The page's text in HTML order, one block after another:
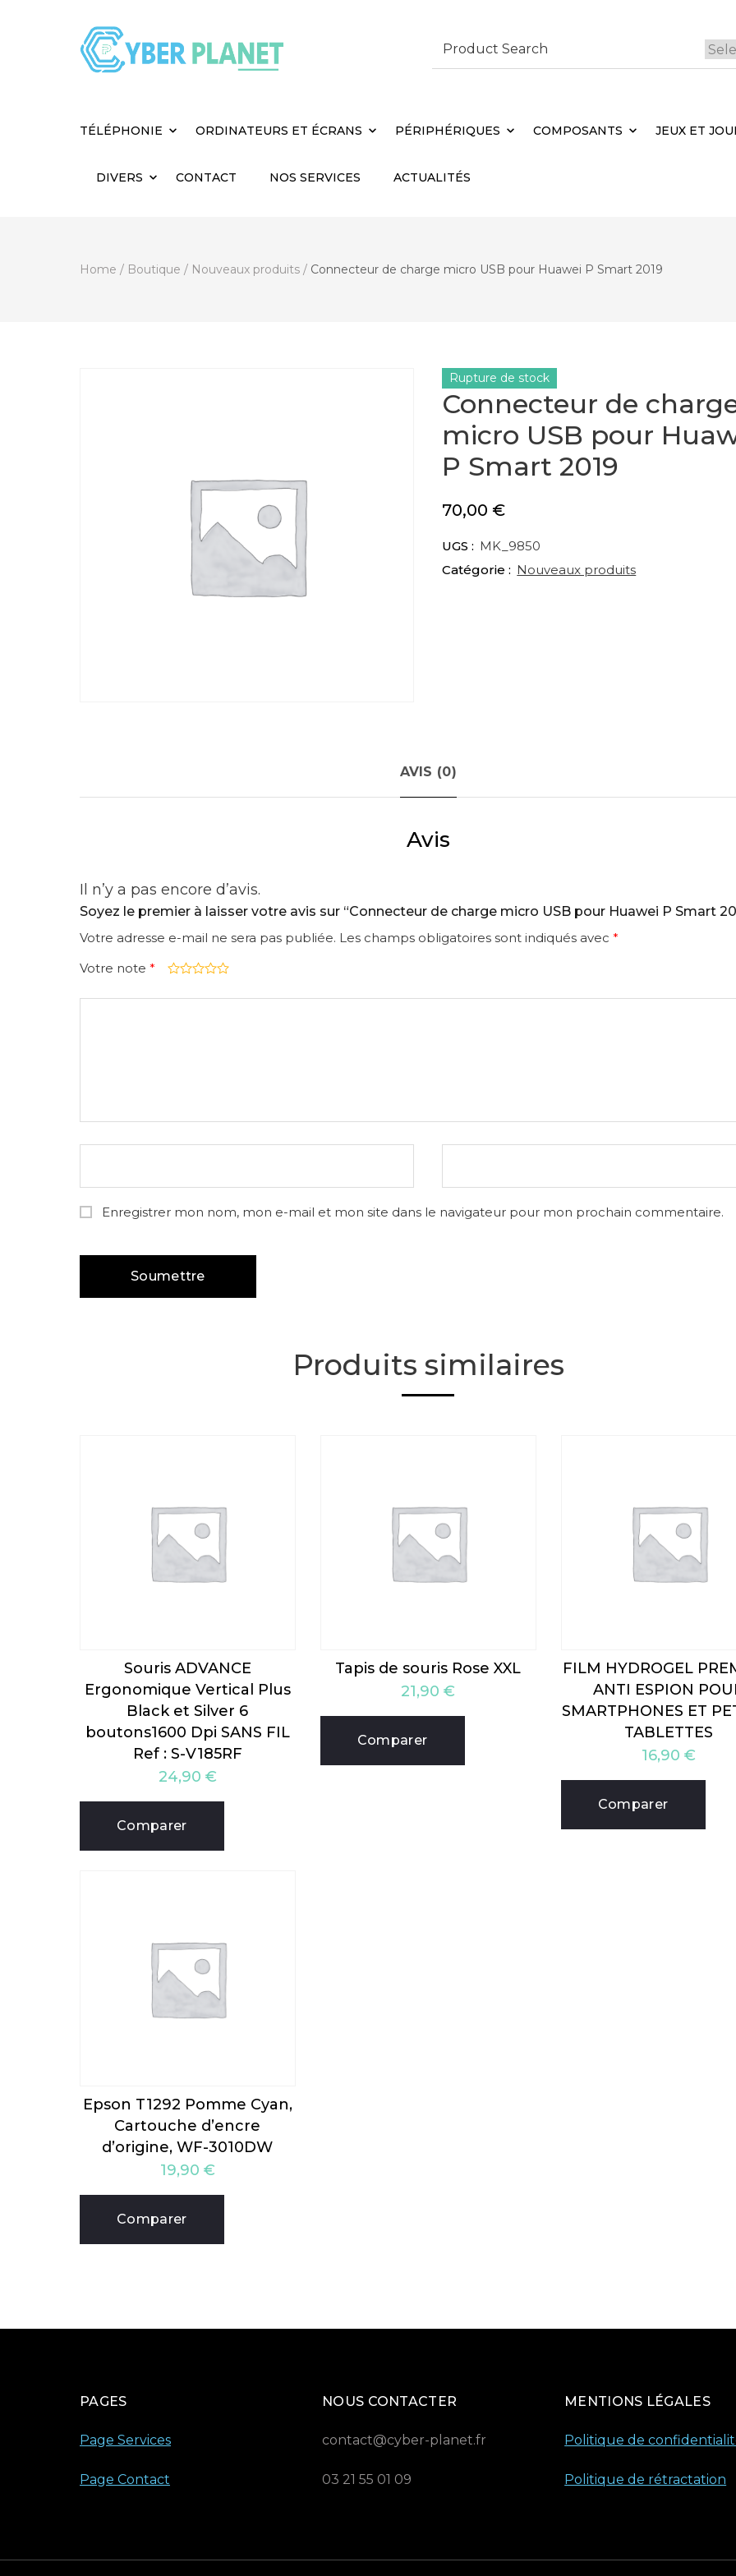
Search
for:
TÉLÉPHONIE ORDINATEURS ET ÉCRANS PÉRIPHÉRIQUES COMPOSANTS JEUX ET
DIVERS CONTACT NOS SERVICES ACTUALITÉS
Home / Boutique / Nouveaux produits / Connecteur de charge micro USB pour Huawei P Smart 2019
Connecteur de
micro USB pour
P Smart 2019
70,00 €
Rupture de stock
UGS : MK_9850
Catégorie : Nouveaux produits
AVIS (0)
Avis
Il n’y a pas encore d’avis.
Soyez le premier à laisser votre avis sur “Connecteur de charge micro USB pour Huawei P Smart
Votre adresse e-mail ne sera pas publiée. Les champs obligatoires sont indiqués avec *
Votre note *
Enregistrer mon nom, mon e-mail et mon site dans le navigateur pour mon prochain commentaire.
Produits similaires
Souris ADVANCE
Ergonomique Vertical Plus
Black et Silver 6
boutons1600 Dpi SANS FIL
Ref : S-V185RF
24,90 €
Comparer
Tapis de souris Rose XXL
21,90€
Comparer
FILM HYDROGEL
ANTI ESPION
SMARTPHONES ET
TABLETTES
16,90€
Comparer
Epson T1292 Pomme Cyan,
Cartouche d’encre
d’origine, WF-3010DW
19,90 €
Comparer
PAGES
Page Services
Page Contact
NOUS CONTACTER
contact@cyber-planet.fr
03 21 55 01 09
MENTIONS LÉGALES
Politique de
Politique de rétractation